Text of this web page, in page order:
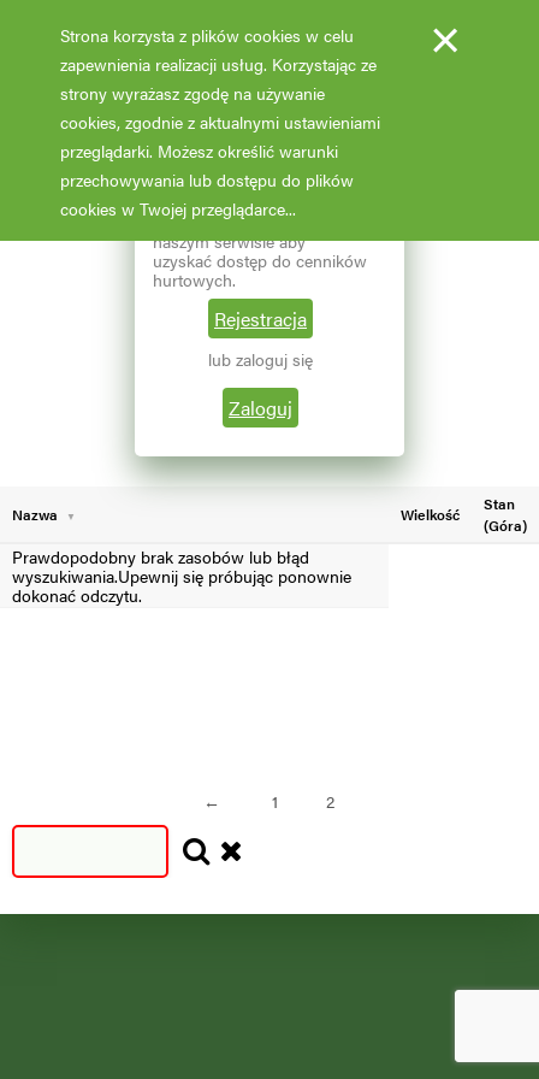
Reprezentujesz branżę
ogrodniczą? Zarejestruj się w
naszym serwisie aby
uzyskać dostęp do cenników
hurtowych.
Rejestracja
lub zaloguj się
Zaloguj
Fotooferta cenowa - hurt
Aktualizacja: 07.02.2026 godz: 02:03
Pokaż filtry
Wybierz grupę roślin
Wybierz nazwę rośliny
Aktualna liczba wyników: 146
1
Nazwa Wielkość
Stan
(Góra)
Prawdopodobny brak zasobów lub błąd
wyszukiwania.Upewnij się próbując ponownie
dokonać odczytu.
← 1 2
Strona korzysta z plików cookies w celu
zapewnienia realizacji usług. Korzystając ze
strony wyrażasz zgodę na używanie
cookies, zgodnie z aktualnymi ustawieniami
przeglądarki. Możesz określić warunki
przechowywania lub dostępu do plików
cookies w Twojej przeglądarce...
×